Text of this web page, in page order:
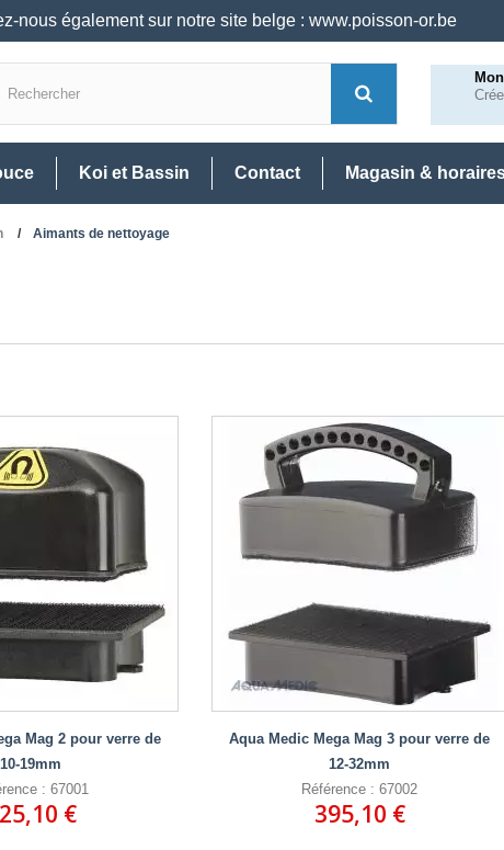
nous également sur notre site belge : www.poisson-or.be
Koi et Bassin Contact Magasin &
Aimants de nettoyage
Mag 2 pour verre de
10-19mm
: 67001
€
Aqua Medic Mega Mag 3 pour verre de
12-32mm
Référence : 67002
395,10 €